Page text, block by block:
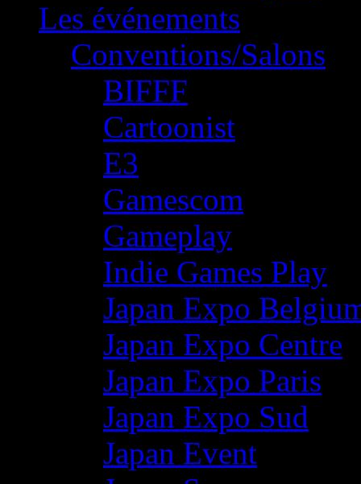
Les événements
Conventions/Salons
BIFFF
Cartoonist
E3
Gamescom
Gameplay
Indie Games Play
Japan Expo
Japan Expo Centre
Japan Expo Paris
Japan Expo Sud
Japan Event